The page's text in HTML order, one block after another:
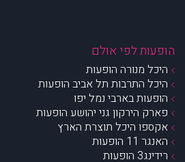
הופעות לפי אולם
היכל מנורה הופעות
היכל התרבות תל אביב הופעות
הופעות בארבי נמל יפו
פארק הירקון גני יהושע הופעות
אקספו היכל תוצרת הארץ
האנגר 11 הופעות
רידינג3 הופעות